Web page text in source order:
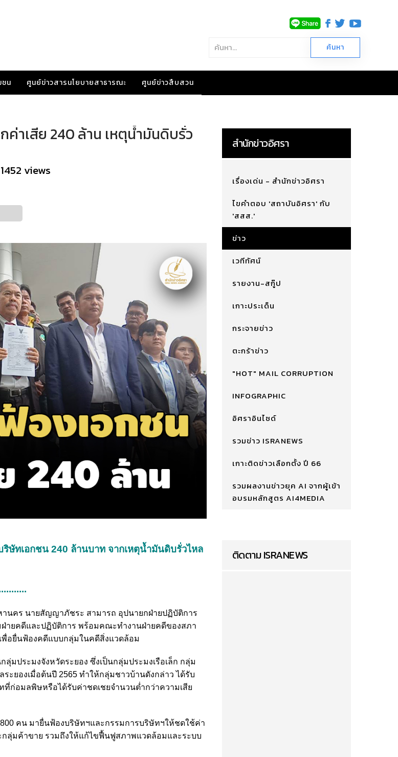
น ศูนย์ข่าวสารนโยบายสาธารณะ ศูนย์ข่าวสืบสวน
ค่าเสีย 240 ล้าน เหตุน้ำมันดิบรั่ว
1452 views
ริษัทเอกชน 240 ล้านบาท จากเหตุน้ำมันดิบรั่วไหล
านคร นายสัญญาภัชระ สามารถ อุปนายกฝ่ายปฏิบัติการ
ายคดีและปฏิบัติการ พร้อมคณะทำงานฝ่ายคดีของสภา
อยื่นฟ้องคดีแบบกลุ่มในคดีสิ่งแวดล้อม
ประมงจังหวัดระยอง ซึ่งเป็นกลุ่มประมงเรือเล็ก กลุ่ม
ะยองเมื่อต้นปี 2565 ทำให้กลุ่มชาวบ้านดังกล่าว ได้รับ
ก่อมลพิษหรือได้รับค่าชดเชยจำนวนต่ำกว่าความเสีย
คน มายื่นฟ้องบริษัทฯและกรรมการบริษัทฯให้ชดใช้ค่า
ลุ่มค้าขาย รวมถึงให้แก้ไขฟื้นฟูสภาพแวดล้อมและระบบ
สำนักข่าวอิศรา
เรื่องเด่น - สำนักข่าวอิศรา
ไขคำตอบ 'สถาบันอิศรา' กับ
'สสส.'
ข่าว
เวทีทัศน์
รายงาน-สกู๊ป
เกาะประเด็น
กระจายข่าว
ตะกร้าข่าว
"HOT" MAIL CORRUPTION
INFOGRAPHIC
อิศราอินไซด์
รวมข่าว ISRANEWS
เกาะติดข่าวเลือกตั้ง ปี 66
รวมผลงานข่าวยุค AI จากผู้เข้า
อบรมหลักสูตร AI4MEDIA
ติดตาม ISRANEWS